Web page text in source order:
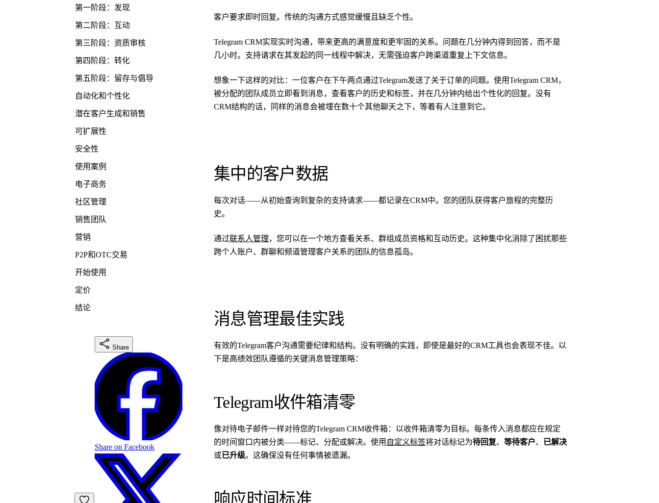
第一阶段：发现
第二阶段：互动
第三阶段：资质审核
第四阶段：转化
第五阶段：留存与倡导
自动化和个性化
潜在客户生成和销售
可扩展性
安全性
使用案例
电子商务
社区管理
销售团队
营销
P2P和OTC交易
开始使用
定价
结论
Share
Share on Facebook
客户要求即时回复。传统的沟通方式感觉缓慢且缺乏个性。
Telegram CRM实现实时沟通，带来更高的满意度和更牢固的关系。问题在几分钟内得到回答，而不是
几小时。支持请求在其发起的同一线程中解决，无需强迫客户跨渠道重复上下文信息。
想象一下这样的对比：一位客户在下午两点通过Telegram发送了关于订单的问题。使用Telegram CRM，
被分配的团队成员立即看到消息，查看客户的历史和标签，并在几分钟内给出个性化的回复。没有
CRM结构的话，同样的消息会被埋在数十个其他聊天之下，等着有人注意到它。
集中的客户数据
每次对话——从初始查询到复杂的支持请求——都记录在CRM中。您的团队获得客户旅程的完整历
史。
通过联系人管理，您可以在一个地方查看关系、群组成员资格和互动历史。这种集中化消除了困扰那些
跨个人账户、群聊和频道管理客户关系的团队的信息孤岛。
消息管理最佳实践
有效的Telegram客户沟通需要纪律和结构。没有明确的实践，即使是最好的CRM工具也会表现不佳。以
下是高绩效团队遵循的关键消息管理策略：
Telegram收件箱清零
像对待电子邮件一样对待您的Telegram CRM收件箱：以收件箱清零为目标。每条传入消息都应在规定
的时间窗口内被分类——标记、分配或解决。使用 自定义标签将对话标记为待回复、 等待客户、 已解决
或已升级。这确保没有任何事情被遗漏。
响应时间标准